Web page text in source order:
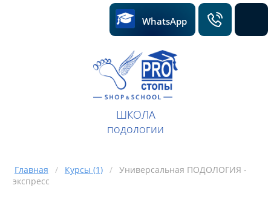
WhatsAPp
ШКОЛА
подологии
Главная / Курсы (1) / Универсальная ПОДОЛОГИЯ -
экспресс